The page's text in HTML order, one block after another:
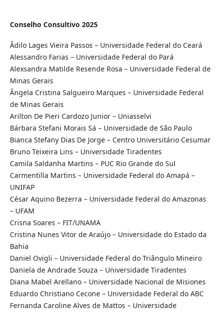
Conselho Consultivo 2025
Âdilo Lages Vieira Passos – Universidade Federal do Ceará
Alessandro Farias – Universidade Federal do Pará
Alexsandra Matilde Resende Rosa – Universidade Federal de
Minas Gerais
Ângela Cristina Salgueiro Marques – Universidade Federal
de Minas Gerais
Arilton De Pieri Cardozo Junior – Uniasselvi
Bárbara Stefani Morais Sá – Universidade de São Paulo
Bianca Stefany Dias De Jorge – Centro Universitário Cesumar
Bruno Teixeira Lins – Universidade Tiradentes
Camila Saldanha Martins – PUC Rio Grande do Sul
Carmentilla Martins – Universidade Federal do Amapá –
UNIFAP
César Aquino Bezerra – Universidade Federal do Amazonas
– UFAM
Crisna Soares – FIT/UNAMA
Cristina Nunes Vitor de Araújo – Universidade do Estado da
Bahia
Daniel Ovigli – Universidade Federal do Triângulo Mineiro
Daniela de Andrade Souza – Universidade Tiradentes
Diana Mabel Arellano – Universidade Nacional de Misiones
Eduardo Christiano Cecone – Universidade Federal do ABC
Fernanda Caroline Alves de Mattos – Universidade